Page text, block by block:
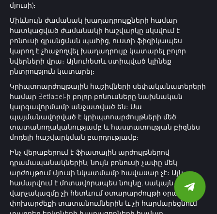
մյուսի)։
Միևնույն ժամանակ խաղադրույքների համար
հատկացված ժամանակի հաշվարկը սկսվում է
բոնուսի գրանցման պահից, ուստի ֆիզիկապես
կարող է չհաջողվել խաղադրույք կատարել բոլոր
նվերների վրա։ Այնուհետև ստիպված կլինեք
ընտրություն կատարել։
Կրիպտոարժույթային հաշիվների սեփականատերերի
համար Betlabel-ի բոլոր բոնուսները նախնական
կարգավորմամբ անջատված են։ Սա
պայմանավորված է կրիպտոարժույթների մեծ
տատանողականությամբ և հաստատության բիզնես
մոդելի հաշվարկման բարդությամբ։
Ինչ վերաբերում է ֆիատային արժույթներով
դրամապանակներին, նույն բոնուսի չափը մեկ
արժույթում մյուսի նկատմամբ հավասար չէ։ Այն
համարվում է մոտավորապես նույնը, սակայն
վարչակազմը չի հետևում օտարարժույթի օրական
փոխարժեքի տատանումներին և չի հարմարեցնում